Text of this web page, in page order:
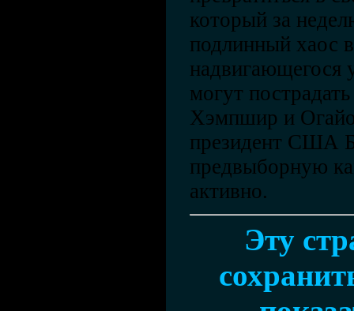
который за
подлинный хаос
надвигающегося
могут
Хэмпшир и
президент США
предвыборную
активно.
Эту